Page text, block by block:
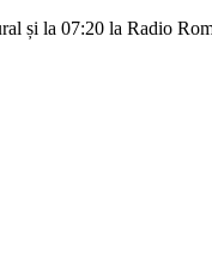
și la 07:20 la Radio